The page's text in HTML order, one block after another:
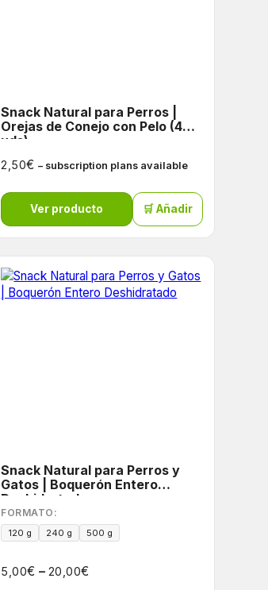
Snack Natural para Perros |
Orejas de Conejo con Pelo (4
uds)
2,50€ – subscription plans available
Ver producto 🛒 Añadir
Snack Natural para Perros y
Gatos | Boquerón Entero
Deshidratado
FORMATO:
120 g 240 g 500 g
5,00€ – 20,00€